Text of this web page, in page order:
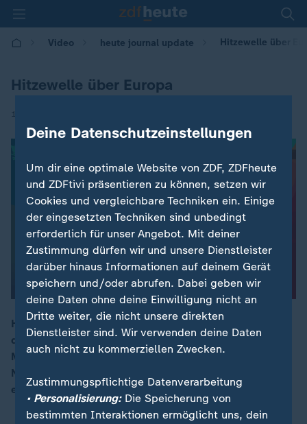
Video heute journal update Hitzewelle über
Hitzewelle über Europa
18.07.2022 | 23:40
00:16
Heiße Tage stehen uns bevor. In ganz Europa steigen
die Temperaturen, in Deutschland auf etwa 40 Grad.
Morgen wird es entlang des Rheins am heißesten. Am
Nachmittag wird die Temperatur ihren Höhepunkt
erreichen, sagt ZDF-Meteorologe Özden Terli.
Deine Datenschutzeinstellungen
Um dir eine optimale Website von ZDF, ZDFheute
und ZDFtivi präsentieren zu können, setzen wir
Cookies und vergleichbare Techniken ein. Einige
der eingesetzten Techniken sind unbedingt
erforderlich für unser Angebot. Mit deiner
Zustimmung dürfen wir und unsere Dienstleister
darüber hinaus Informationen auf deinem Gerät
speichern und/oder abrufen. Dabei geben wir
deine Daten ohne deine Einwilligung nicht an
Dritte weiter, die nicht unsere direkten
Dienstleister sind. Wir verwenden deine Daten
auch nicht zu kommerziellen Zwecken.
Zustimmungspflichtige Datenverarbeitung
• Personalisierung:Die Speicherung von
bestimmten Interaktionen ermöglicht uns, dein